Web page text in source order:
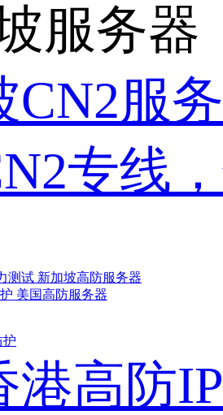
服务器
CN2服
专线
测试 新加坡高防服务器
美国高防服务器
护
港高防IP